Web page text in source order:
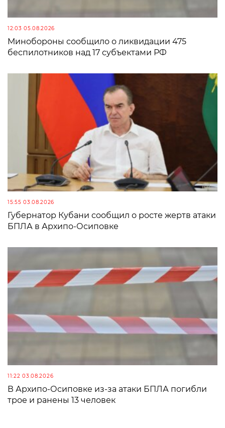
12:03 05.08.2026
Минобороны сообщило о ликвидации 475
беспилотников над 17 субъектами РФ
15:55 03.08.2026
Губернатор Кубани сообщил о росте жертв атаки
БПЛА в Архипо-Осиповке
11:22 03.08.2026
В Архипо-Осиповке из-за атаки БПЛА погибли
трое и ранены 13 человек